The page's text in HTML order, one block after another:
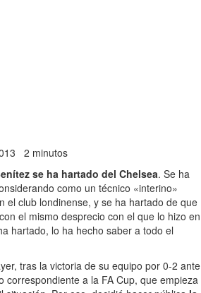
2 minutos
se ha hartado del Chelsea. Se ha
como un técnico «interino»
el club londinense, y se ha hartado de que
el mismo desprecio con el que lo hizo en
hartado, lo ha hecho saber a todo el
tras la victoria de su equipo por 0-2 ante
correspondiente a la FA Cup, que empieza